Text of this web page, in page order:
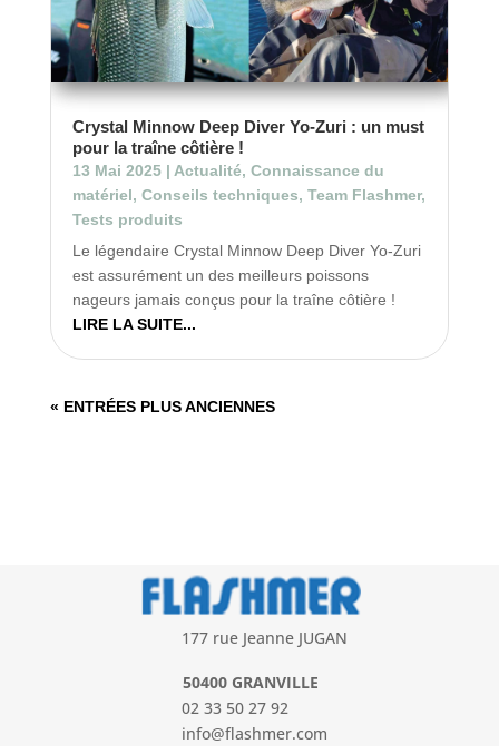
Crystal Minnow Deep Diver Yo-Zuri : un must
pour la traîne côtière !
13 Mai 2025| Actualité, Connaissance du
matériel, Conseils techniques, Team Flashmer,
Tests produits
Le légendaire Crystal Minnow Deep Diver Yo-Zuri
est assurément un des meilleurs poissons
nageurs jamais conçus pour la traîne côtière !
LIRE LA SUITE...
« ENTRÉES PLUS ANCIENNES
177 rue Jeanne JUGAN
50400 GRANVILLE
02 33 50 27 92
info@flashmer.com